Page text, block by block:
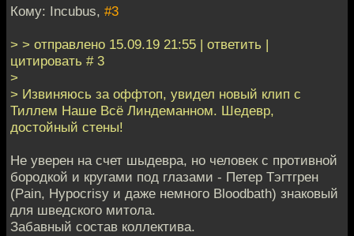
Кому: Incubus, #3
> > отправлено 15.09.19 21:55 | ответить |
цитировать # 3
>
> Извиняюсь за оффтоп, увидел новый клип с
Тиллем Наше Всё Линдеманном. Шедевр,
достойный стены!
Не уверен на счет шыдевра, но человек с противной
бородкой и кругами под глазами - Петер Тэгтгрен
(Pain, Hypocrisy и даже немного Bloodbath) знаковый
для шведского митола.
Забавный состав коллектива.